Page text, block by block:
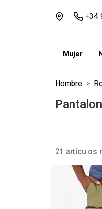
+34
Mujer
Hombre
21 artículos